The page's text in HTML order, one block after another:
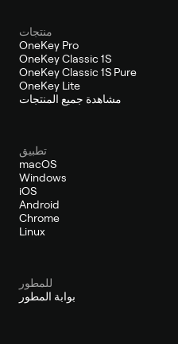
منتجات
OneKey Pro
OneKey Classic 1S
OneKey Classic 1S Pure
OneKey Lite
مشاهدة جميع المنتجات
تطبيق
macOS
Windows
iOS
Android
Chrome
Linux
للمطور
بوابة المطور